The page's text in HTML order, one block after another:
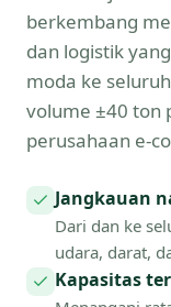
berkembang
dan logistik
moda ke
volume ±40 ton
perusahaan e-
Jangkauan
Dari dan ke
udara, darat,
Kapasitas